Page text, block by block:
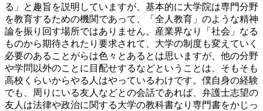
る」と趣旨を説明していますが、基本的に大学院は専門分野
を教育するための機関であって、「全人教育」のような精神
論を振り回す場所ではありません。産業界なり「社会」なる
ものから期待されたり要求されて、大学の制度も変えていく
必要のあることがらは色々とあるとは思いますが、他の分野
や学問以外のことに目配せするなどということは、そもそも
高校くらいからやる人はやっているわけです。僕自身の経験
でも、周りにいる友人などとの会話であれば、弁護士志望の
友人は法律や政治に関する大学の教科書なり専門書をかじっ